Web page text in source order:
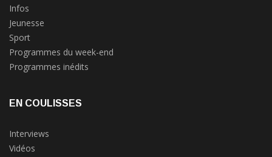
Infos
Jeunesse
Sport
Programmes du week-end
Programmes inédits
EN COULISSES
Interviews
Vidéos